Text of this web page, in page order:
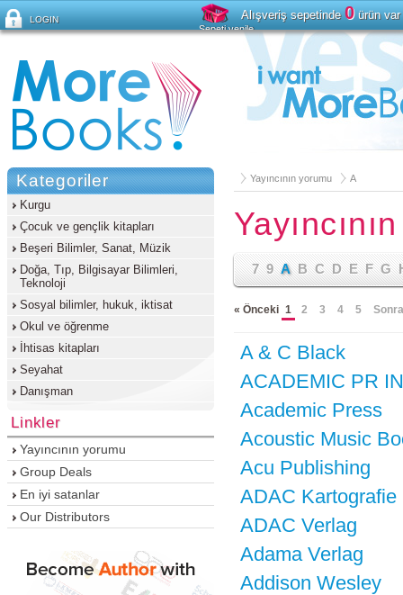
Yayıncının yorumu A
7 9 A B C D E F G
« Önceki 1 2 3 4 5
A & C Black
ACADEMIC PR
Academic Press
Acoustic Music
Acu Publishing
ADAC Kartografie
ADAC Verlag
Adama Verlag
Addison Wesley
Kategoriler
Kurgu
Çocuk ve gençlik kitapları
Beşeri Bilimler, Sanat, Müzik
Doğa, Tıp, Bilgisayar Bilimleri,
Teknoloji
Sosyal bilimler, hukuk, iktisat
Okul ve öğrenme
İhtisas kitapları
Seyahat
Danışman
Linkler
Yayıncının yorumu
Group Deals
En iyi satanlar
Our Distributors
LOGIN
Şifreyi mi unuttunuz?
Alışveriş sepetinde0ürün var
Sepeti yenile